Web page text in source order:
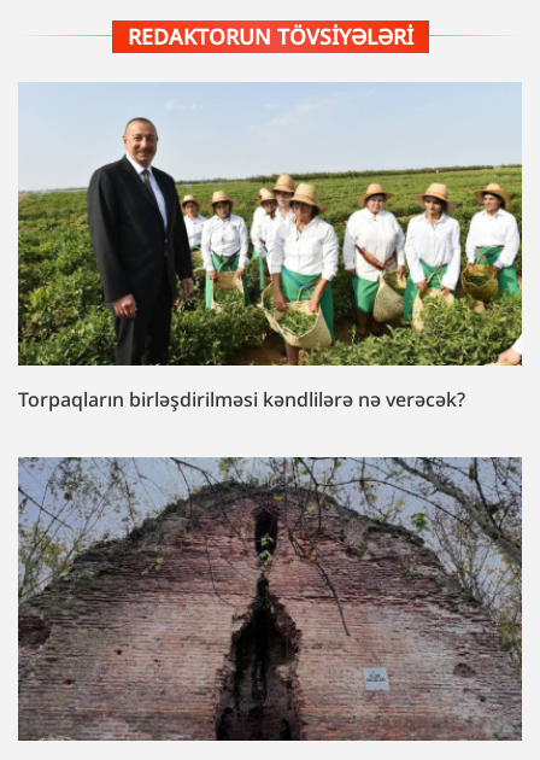
REDAKTORUN TÖVSIYƏLƏRI
Torpaqların birləşdirilməsi kəndlilərə nə verəcək?